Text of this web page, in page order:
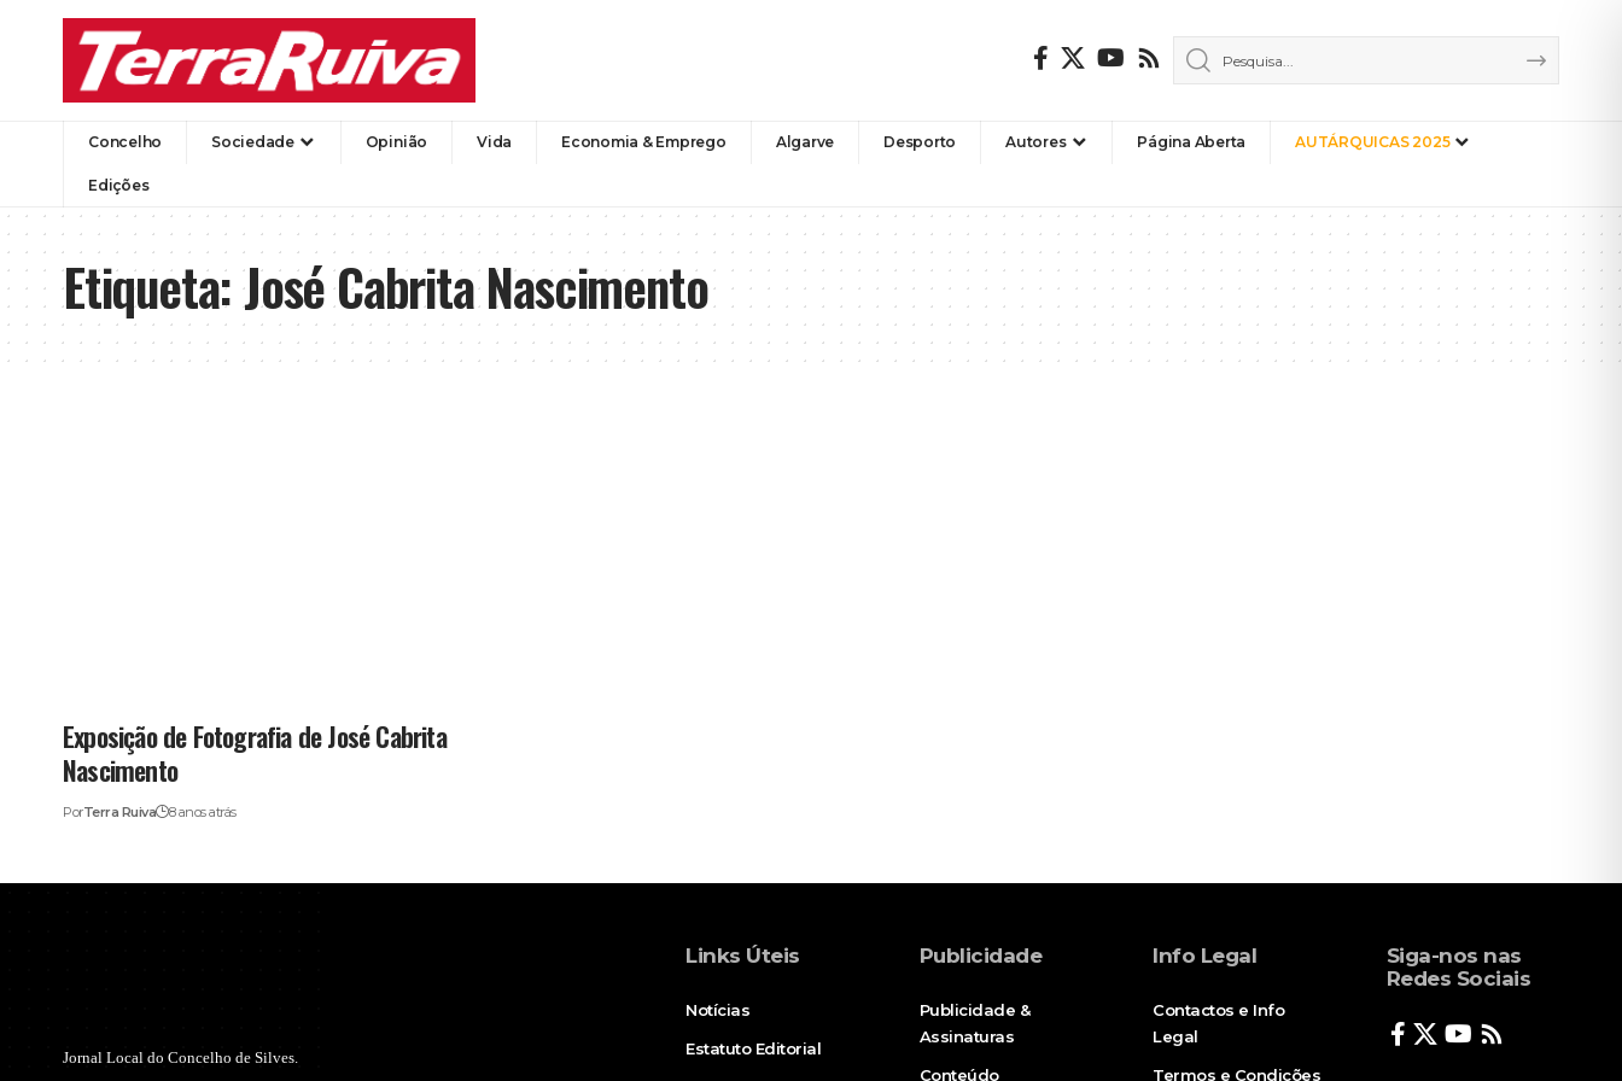
Concelho Sociedade Opinião Vida Economia & Emprego Algarve Desporto Autores Página Aberta AUTÁRQUICAS 2025
Edições
Etiqueta:José Cabrita Nascimento
Exposição de Fotografia de José Cabrita
Nascimento
PorTerra Ruiva 8 anos atrás
Jornal Local do Concelho de Silves.
Links Úteis
Notícias
Estatuto Editorial
Publicidade
Publicidade &
Assinaturas
Conteúdo
Info Legal
Contactos e Info
Legal
Termos e Condições
Siga-nos nas
Redes Sociais